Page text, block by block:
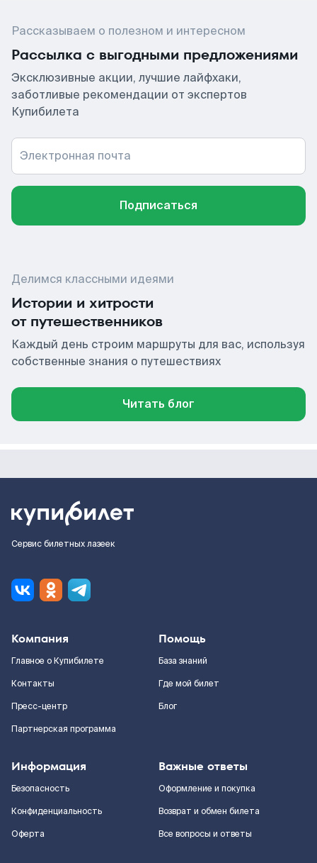
Рассказываем о полезном и интересном
Рассылка с выгодными предложениями
Эксклюзивные акции, лучшие лайфхаки,
заботливые рекомендации от экспертов
Купибилета
Электронная почта
Подписаться
Делимся классными идеями
Истории и хитрости
от путешественников
Каждый день строим маршруты для вас, используя
собственные знания о путешествиях
Читать блог
Сервис билетных лазеек
Компания
Главное о Купибилете
Контакты
Пресс-центр
Партнерская программа
Помощь
База знаний
Где мой билет
Блог
Информация
Безопасность
Конфиденциальность
Оферта
Важные ответы
Оформление и покупка
Возврат и обмен билета
Все вопросы и ответы